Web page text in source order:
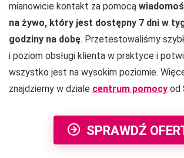
mianowicie kontakt za pomocą
na żywo, który jest dostępny 7 dni w
godziny na dobę. Przetestowaliśmy
i poziom obsługi klienta w praktyce i
wszystko jest na wysokim poziomie.
znajdziemy w dziale centrum pomocy od
SPRAWDŹ